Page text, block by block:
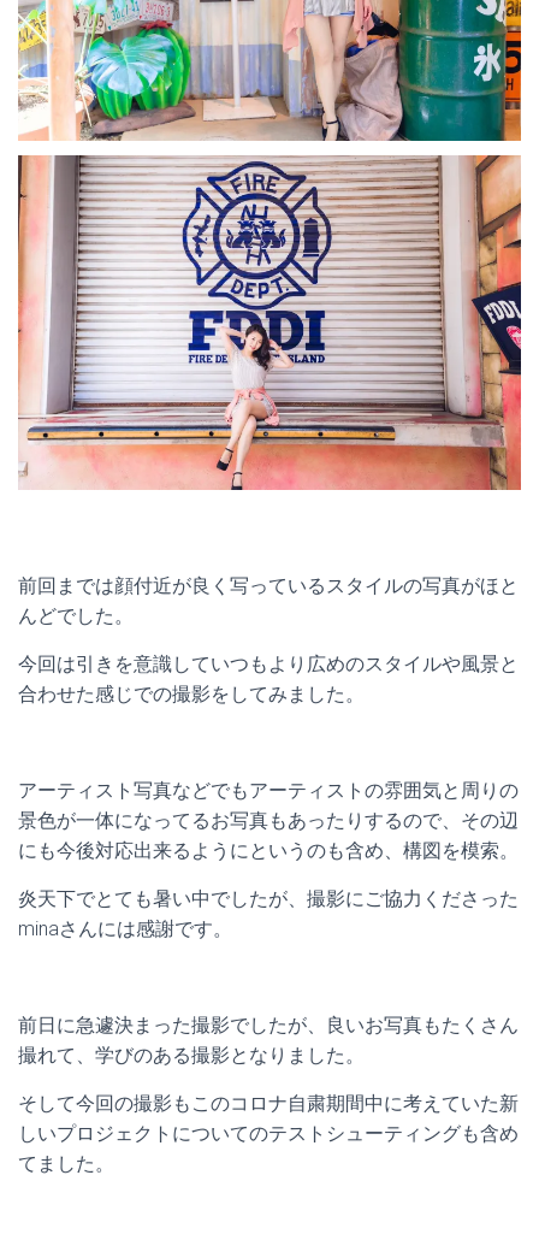
前回までは顔付近が良く写っているスタイルの写真がほと
んどでした。
今回は引きを意識していつもより広めのスタイルや風景と
合わせた感じでの撮影をしてみました。
アーティスト写真などでもアーティストの雰囲気と周りの
景色が一体になってるお写真もあったりするので、その辺
にも今後対応出来るようにというのも含め、構図を模索。
炎天下でとても暑い中でしたが、撮影にご協力くださった
minaさんには感謝です。
前日に急遽決まった撮影でしたが、良いお写真もたくさん
撮れて、学びのある撮影となりました。
そして今回の撮影もこのコロナ自粛期間中に考えていた新
しいプロジェクトについてのテストシューティングも含め
てました。